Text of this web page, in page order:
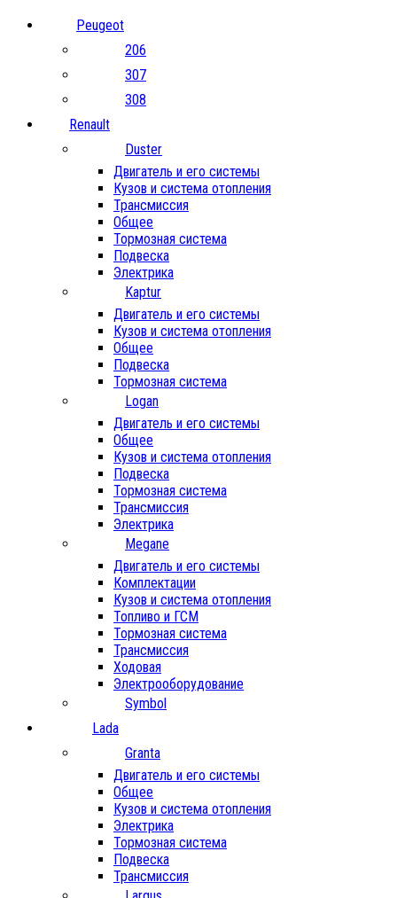
Peugeot
206
307
308
Renault
Duster
Двигатель и его системы
Кузов и система отопления
Трансмиссия
Общее
Тормозная система
Подвеска
Электрика
Kaptur
Двигатель и его системы
Кузов и система отопления
Общее
Подвеска
Тормозная система
Logan
Двигатель и его системы
Общее
Кузов и система отопления
Подвеска
Тормозная система
Трансмиссия
Электрика
Megane
Двигатель и его системы
Комплектации
Кузов и система отопления
Топливо и ГСМ
Тормозная система
Трансмиссия
Ходовая
Электрооборудование
Symbol
Lada
Granta
Двигатель и его системы
Общее
Кузов и система отопления
Электрика
Тормозная система
Подвеска
Трансмиссия